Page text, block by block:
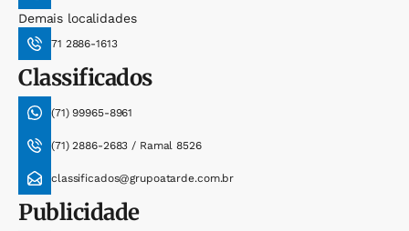
Demais localidades
71 2886-1613
Classificados
(71) 99965-8961
(71) 2886-2683 / Ramal 8526
classificados@grupoatarde.com.br
Publicidade